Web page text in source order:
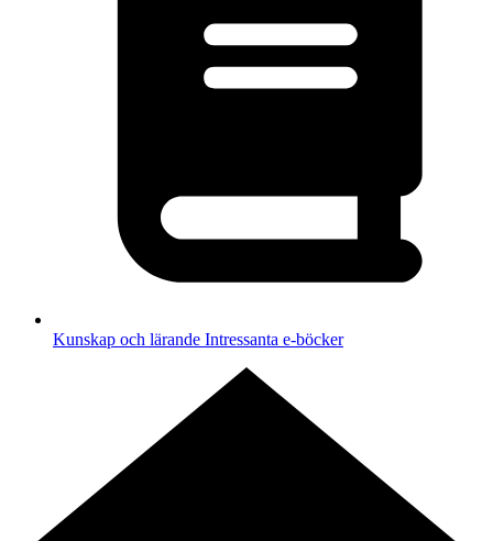
Kunskap och lärande Intressanta e-böcker